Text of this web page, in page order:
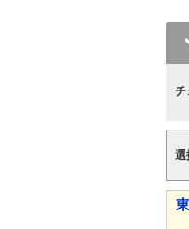
チ
選